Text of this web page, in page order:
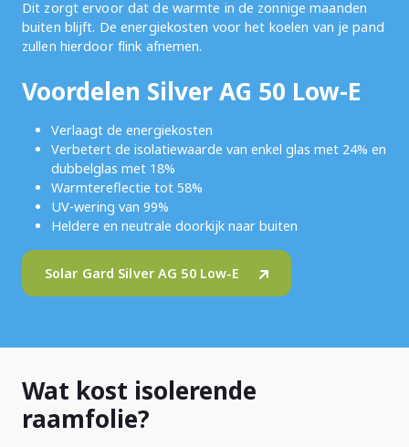
Dit zorgt ervoor dat de warmte in de zonnige maanden
buiten blijft. De energiekosten voor het koelen van je pand
zullen hierdoor flink afnemen.
Voordelen Silver AG 50 Low-E
Verlaagt de energiekosten
Verbetert de isolatiewaarde van enkel glas met 24% en
dubbelglas met 18%
Warmtereflectie tot 58%
UV-wering van 99%
Heldere en neutrale doorkijk naar buiten
Solar Gard Silver AG 50 Low-E
Wat kost isolerende
raamfolie?